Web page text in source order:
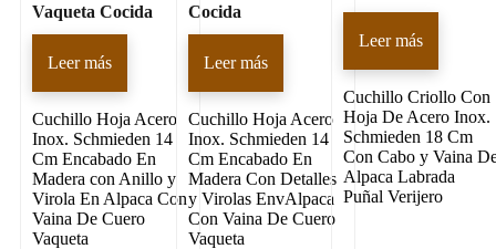
Vaqueta Cocida
Leer más
Cuchillo Hoja Acero
Inox. Schmieden 14
Cm Encabado En
Madera con Anillo y
Virola En Alpaca Con
Vaina De Cuero
Vaqueta
Cocida
Leer más
Cuchillo Hoja Acero
Inox. Schmieden 14
Cm Encabado En
Madera Con Detalles
y Virolas EnvAlpaca
Con Vaina De Cuero
Vaqueta
Leer más
Cuchillo Criollo Con
Hoja De Acero Inox.
Schmieden 18 Cm
Con Cabo y Vaina
Alpaca Labrada
Puñal Verijero